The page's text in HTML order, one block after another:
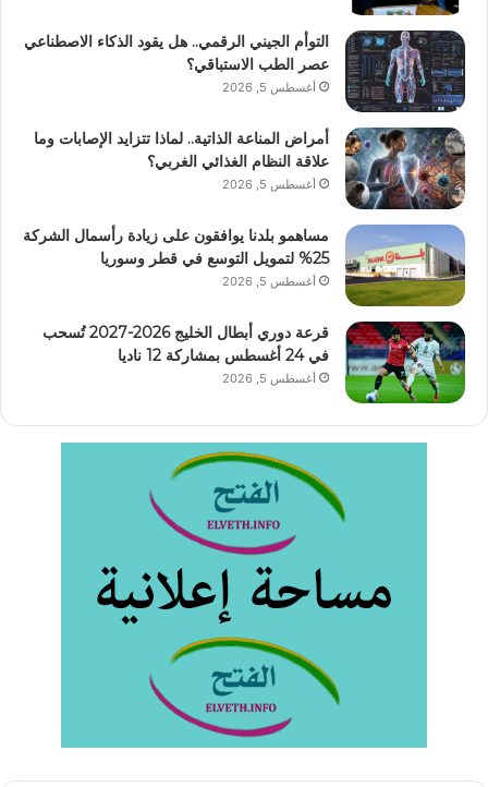
التوأم الجيني الرقمي.. هل يقود الذكاء الاصطناعي
عصر الطب الاستباقي؟
أغسطس 5, 2026
أمراض المناعة الذاتية.. لماذا تتزايد الإصابات وما
علاقة النظام الغذائي الغربي؟
أغسطس 5, 2026
مساهمو بلدنا يوافقون على زيادة رأسمال الشركة
25% لتمويل التوسع في قطر وسوريا
أغسطس 5, 2026
قرعة دوري أبطال الخليج 2026-2027 تُسحب
في 24 أغسطس بمشاركة 12 ناديا
أغسطس 5, 2026